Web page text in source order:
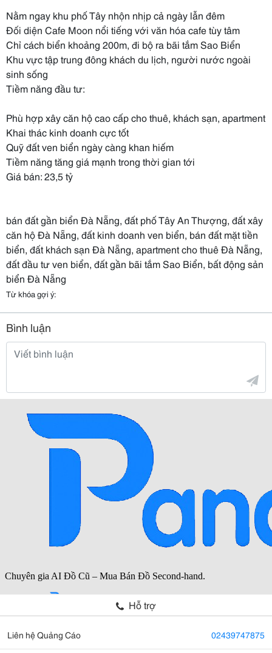
Nằm ngay khu phố Tây nhộn nhịp cả ngày lẫn đêm
Đối diện Cafe Moon nổi tiếng với văn hóa cafe tùy tâm
Chỉ cách biển khoảng 200m, đi bộ ra bãi tắm Sao Biển
Khu vực tập trung đông khách du lịch, người nước ngoài
sinh sống
Tiềm năng đầu tư:
Phù hợp xây căn hộ cao cấp cho thuê, khách sạn, apartment
Khai thác kinh doanh cực tốt
Quỹ đất ven biển ngày càng khan hiếm
Tiềm năng tăng giá mạnh trong thời gian tới
Giá bán: 23,5 tỷ
bán đất gần biển Đà Nẵng, đất phố Tây An Thượng, đất xây
căn hộ Đà Nẵng, đất kinh doanh ven biển, bán đất mặt tiền
biển, đất khách sạn Đà Nẵng, apartment cho thuê Đà Nẵng,
đất đầu tư ven biển, đất gần bãi tắm Sao Biển, bất động sản
biển Đà Nẵng
Từ khóa gợi ý:
Bình luận
Hỗ trợ
Liên hệ Quảng Cáo 02439747875